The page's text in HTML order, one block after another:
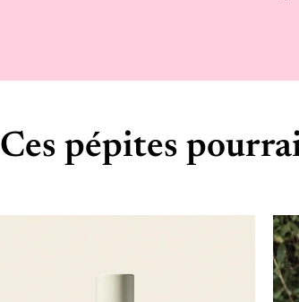
Ces pépites